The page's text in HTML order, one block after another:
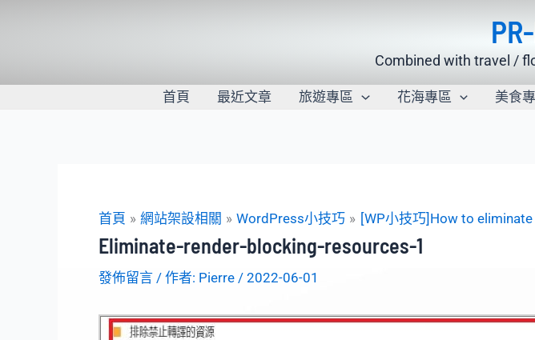
Combined with travel /
首頁 最近文章 旅遊專區 花海專區 美食
首頁 網站架設相關 WordPress小技巧 [WP小技巧]How to
Eliminate-render-blocking-resources-1
發佈留言 / 作者: Pierre / 2022-06-01